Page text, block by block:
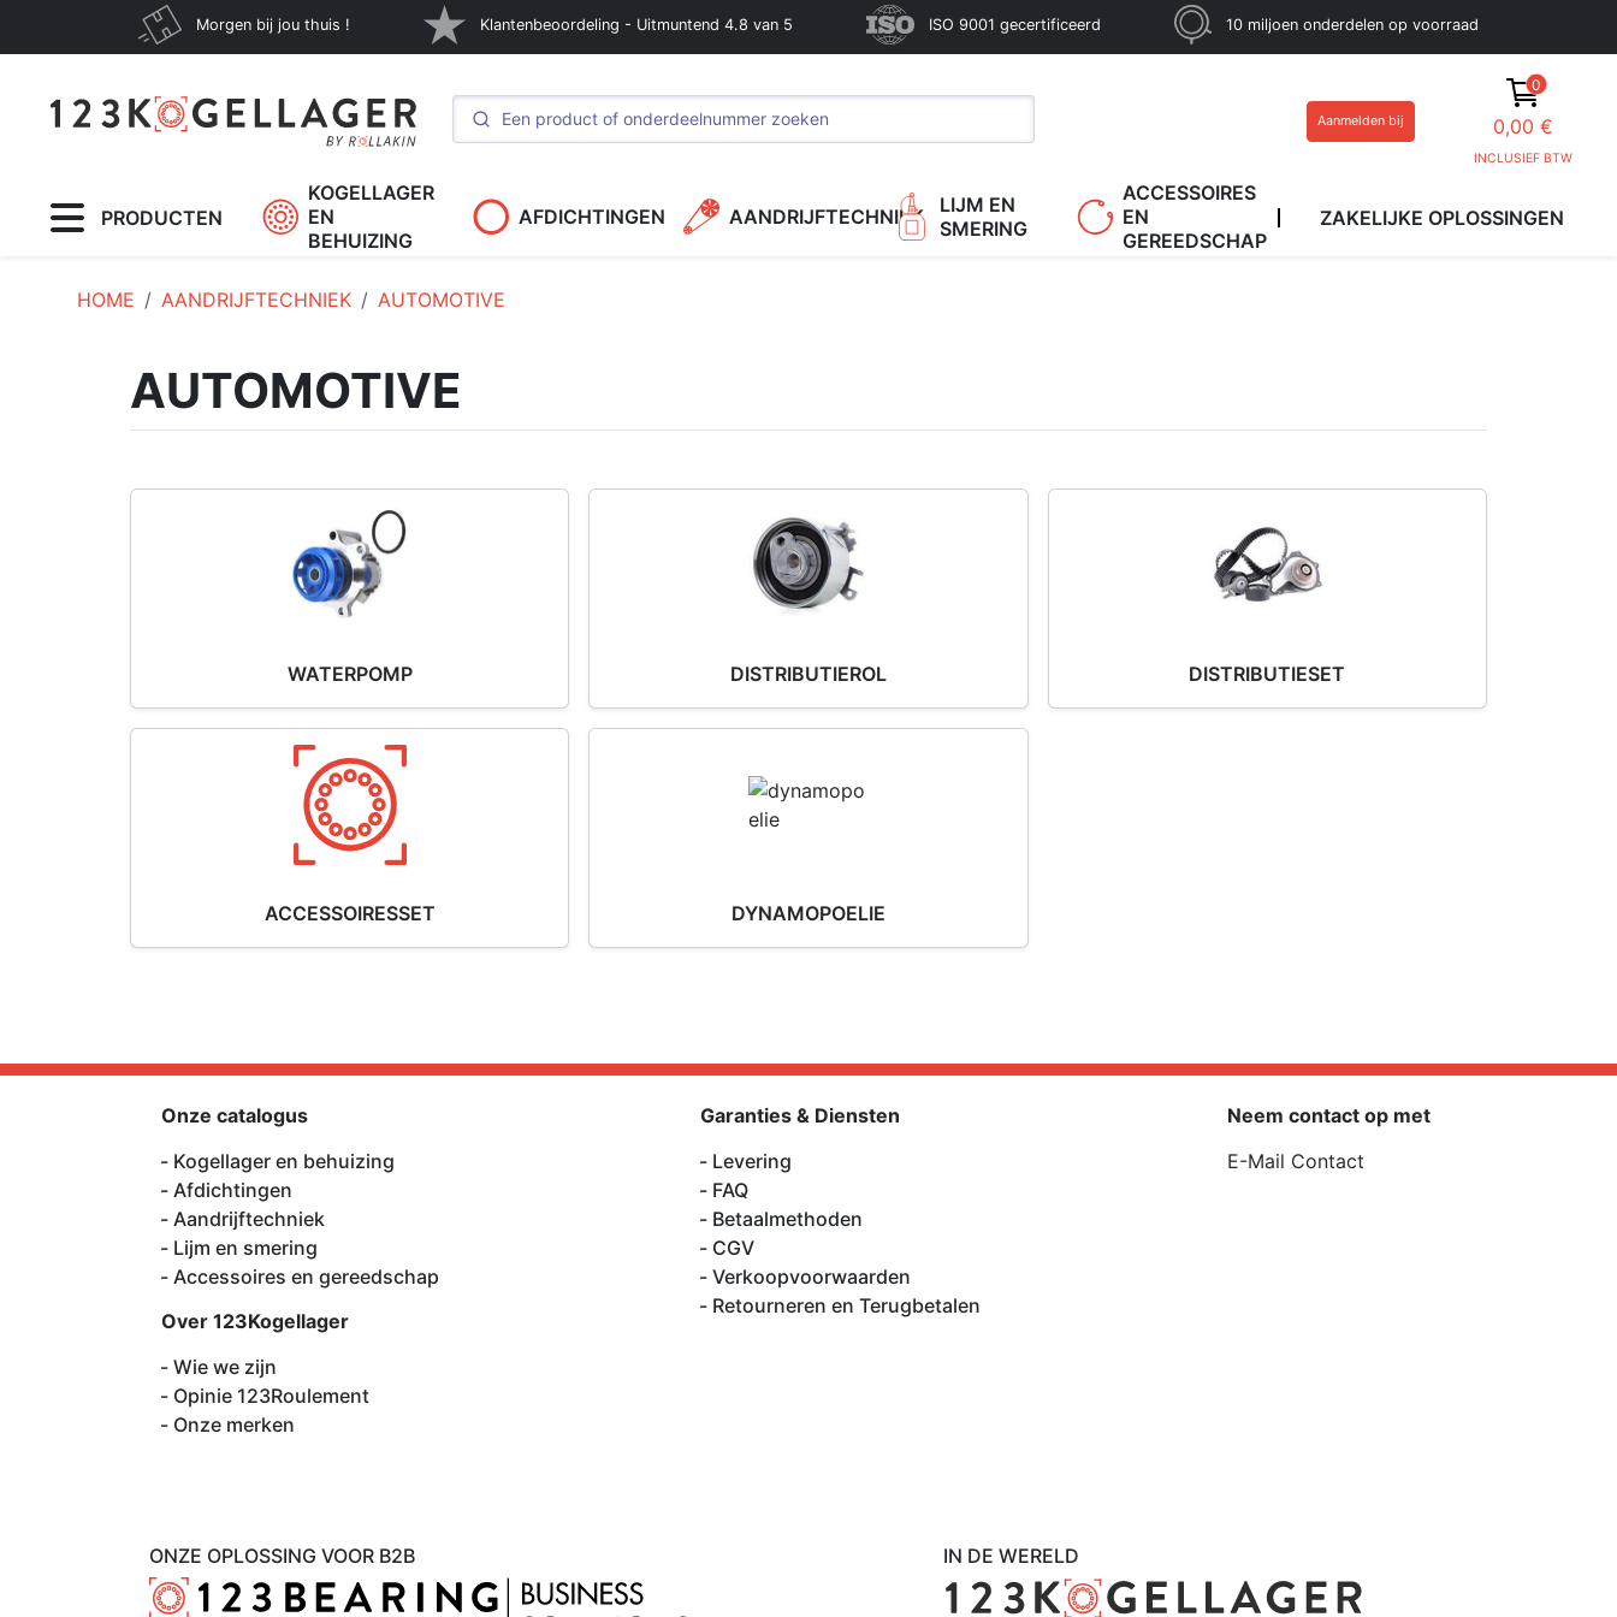
Morgen bij jou thuis ! Klantenbeoordeling - Uitmuntend 4.8 van 5 ISO 9001 gecertificeerd 10 miljoen onderdelen op voorraad
Aanmelden bij
0
0,00 €
INCLUSIEF BTW
PRODUCTEN
KOGELLAGER
EN
BEHUIZING
AFDICHTINGEN AANDRIJFTECHNIEK
LIJM EN
SMERING
ACCESSOIRES
EN
GEREEDSCHAP
ZAKELIJKE OPLOSSINGEN
HOME AANDRIJFTECHNIEK AUTOMOTIVE
AUTOMOTIVE
WATERPOMP DISTRIBUTIEROL DISTRIBUTIESET
ACCESSOIRESSET DYNAMOPOELIE
ONZE OPLOSSING VOOR B2B
Onze catalogus
Kogellager en behuizing
Afdichtingen
Aandrijftechniek
Lijm en smering
Accessoires en gereedschap
Over 123Kogellager
Wie we zijn
Opinie 123Roulement
Onze merken
Garanties & Diensten
Levering
FAQ
Betaalmethoden
CGV
Verkoopvoorwaarden
Retourneren en Terugbetalen
Neem contact op met
E-Mail Contact
IN DE WERELD